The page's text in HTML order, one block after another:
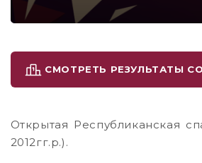
СМОТРЕТЬ РЕЗУЛЬТАТЫ
Открытая Республиканская
2012гг.р.).